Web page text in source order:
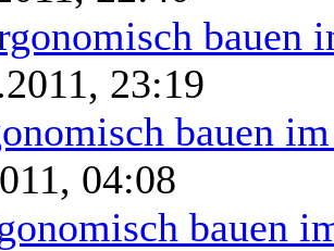
bauen
23:19
bauen
04:08
bauen